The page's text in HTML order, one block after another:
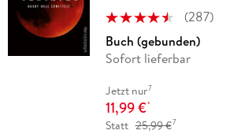
(287)
Buch (gebunden)
Sofort lieferbar
Jetzt nur7
11,99 €*
Statt 25,99 €7